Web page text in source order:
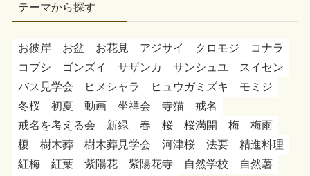
テーマから探す
お彼岸 お盆 お花見 アジサイ クロモジ
コナラ
コブシ
ゴンズイ サザンカ サンシュユ
スイセン
バス見学会
ヒメシャラ ヒュウガミズキ
モミジ
冬桜
初夏 動画 坐禅会 寺猫
戒名
戒名を考える会
新緑 春 桜 桜満開 梅
梅雨
榎
樹木葬 樹木葬見学会 河津桜 法要
精進料理
紅梅
紅葉 紫陽花 紫陽花寺 自然学校
自然薯